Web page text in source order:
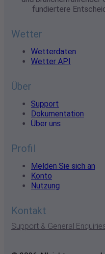
fundiertere
Wetter
Wetterdaten
Wetter API
Über
Support
Dokumentation
Über uns
Profil
Melden Sie sich an
Konto
Nutzung
Kontakt
Support & General